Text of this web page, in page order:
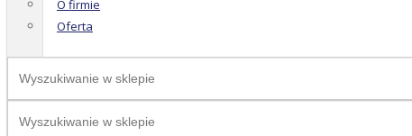
O firmie
Oferta